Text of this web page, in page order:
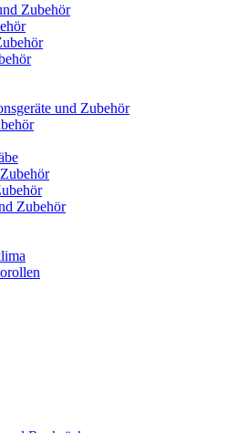
Zubehör
und Zubehör
Zubehör